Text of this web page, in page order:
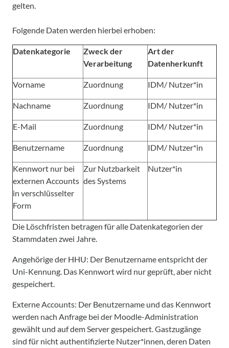
gelten.
Folgende Daten werden hierbei erhoben:
Datenkategorie
Zweck der
Verarbeitung
Art der
Datenherkunft
Vorname Zuordnung IDM/ Nutzer*in
Nachname Zuordnung IDM/ Nutzer*in
E-Mail Zuordnung IDM/ Nutzer*in
Benutzername Zuordnung IDM/ Nutzer*in
Kennwort nur bei
externen Accounts
in verschlüsselter
Form
Zur Nutzbarkeit
des Systems
Nutzer*in
Die Löschfristen betragen für alle Datenkategorien der
Stammdaten zwei Jahre.
Angehörige der HHU: Der Benutzername entspricht der
Uni-Kennung. Das Kennwort wird nur geprüft, aber nicht
gespeichert.
Externe Accounts: Der Benutzername und das Kennwort
werden nach Anfrage bei der Moodle-Administration
gewählt und auf dem Server gespeichert. Gastzugänge
sind für nicht authentifizierte Nutzer*innen, deren Daten